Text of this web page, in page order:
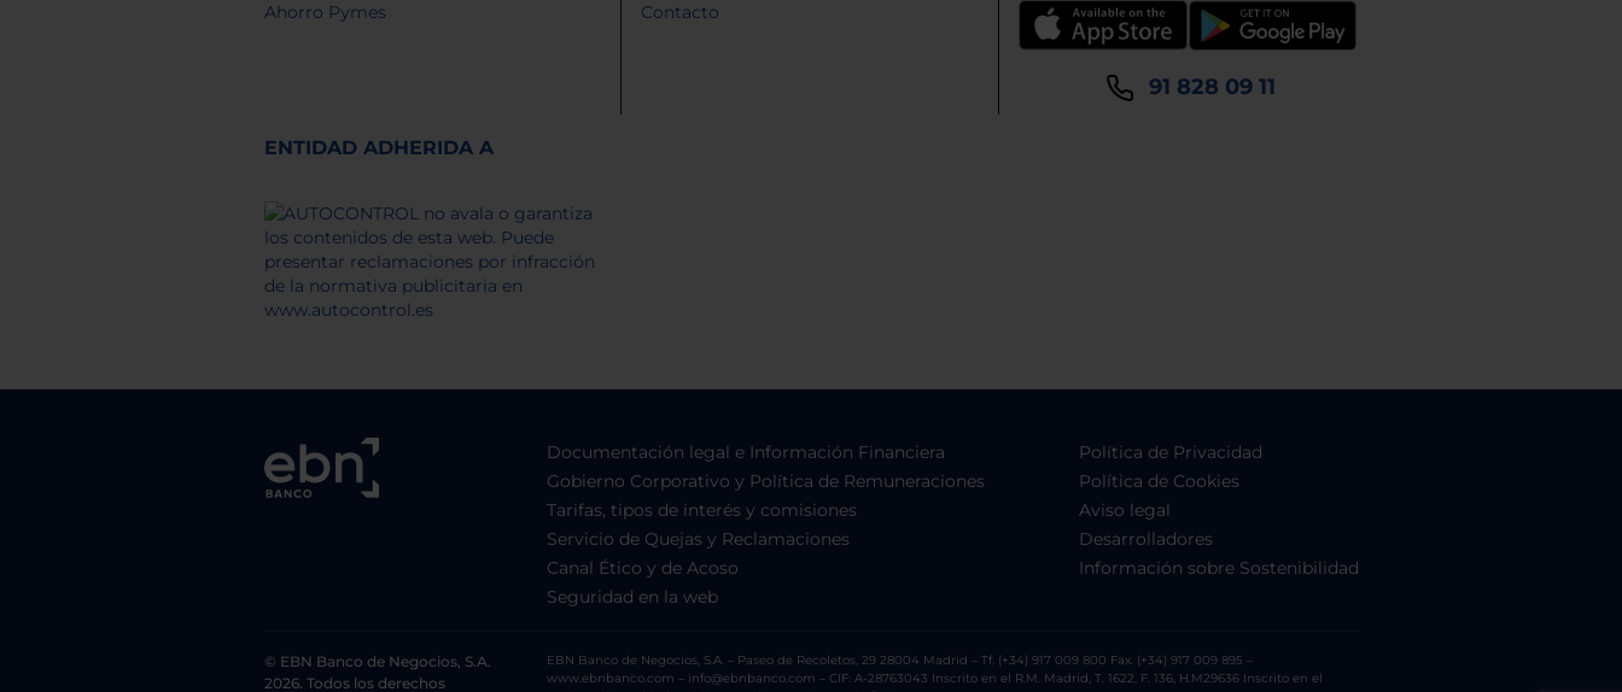
Ahorro Pymes
Contacto
91 828 09 11
ENTIDAD ADHERIDA A
Documentación legal e Información Financiera
Gobierno Corporativo y Política de Remuneraciones
Tarifas, tipos de interés y comisiones
Servicio de Quejas y Reclamaciones
Canal Ético y de Acoso
Seguridad en la web
Política de Privacidad
Política de Cookies
Aviso legal
Desarrolladores
Información sobre Sostenibilidad
© EBN Banco de Negocios, S.A.
2026. Todos los derechos
EBN Banco de Negocios, S.A. – Paseo de Recoletos, 29 28004 Madrid – Tf. (+34) 917 009 800 Fax. (+34) 917 009 895 –
www.ebnbanco.com – info@ebnbanco.com – CIF: A-28763043 Inscrito en el R.M. Madrid, T. 1622, F. 136, H.M29636 Inscrito en el